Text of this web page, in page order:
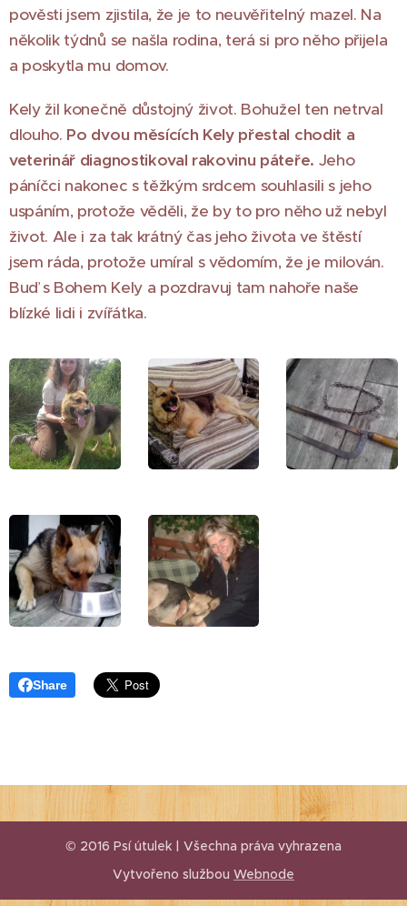
pověsti jsem zjistila, že je to neuvěřitelný mazel. Na
několik týdnů se našla rodina, terá si pro něho přijela
a poskytla mu domov.
Kely žil konečně důstojný život. Bohužel ten netrval
dlouho. Po dvou měsících Kely přestal chodit a
veterinář diagnostikoval rakovinu páteře. Jeho
páníčci nakonec s těžkým srdcem souhlasili s jeho
uspáním, protože věděli, že by to pro něho už nebyl
život. Ale i za tak krátný čas jeho života ve štěstí
jsem ráda, protože umíral s vědomím, že je milován.
Buď s Bohem Kely a pozdravuj tam nahoře naše
blízké lidi i zvířátka.
Share
© 2016 Psí útulek | Všechna práva vyhrazena
Vytvořeno službou Webnode